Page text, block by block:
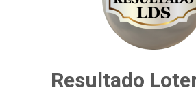
Resultado